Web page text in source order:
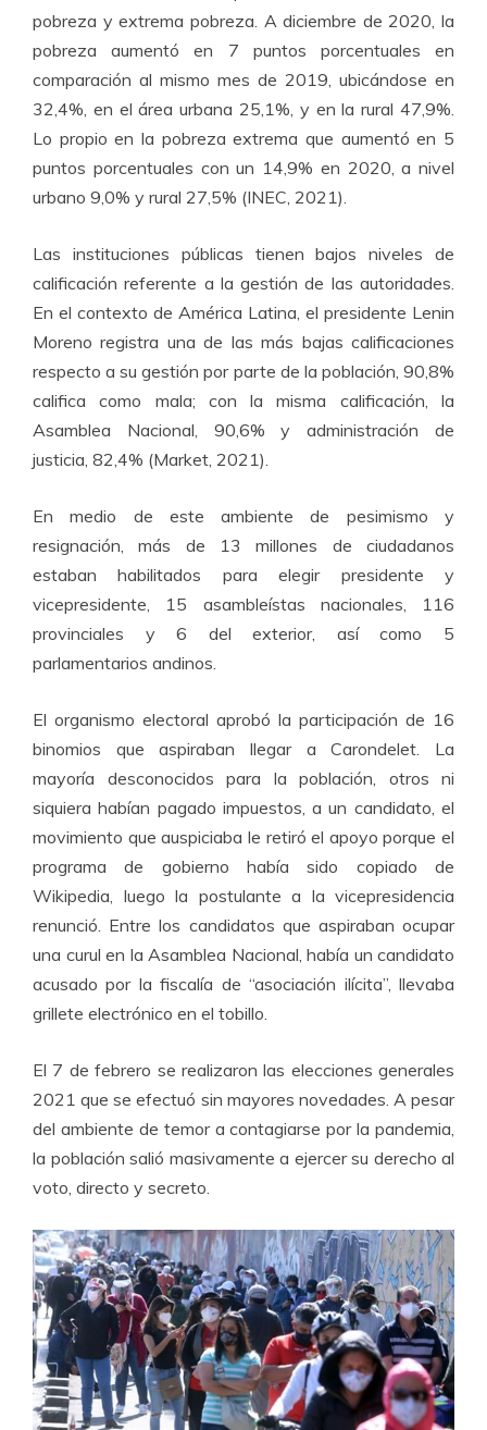
pobreza y extrema pobreza. A diciembre de 2020, la
pobreza aumentó en 7 puntos porcentuales en
comparación al mismo mes de 2019, ubicándose en
32,4%, en el área urbana 25,1%, y en la rural 47,9%.
Lo propio en la pobreza extrema que aumentó en 5
puntos porcentuales con un 14,9% en 2020, a nivel
urbano 9,0% y rural 27,5% (INEC, 2021).
Las instituciones públicas tienen bajos niveles de
calificación referente a la gestión de las autoridades.
En el contexto de América Latina, el presidente Lenin
Moreno registra una de las más bajas calificaciones
respecto a su gestión por parte de la población, 90,8%
califica como mala; con la misma calificación, la
Asamblea Nacional, 90,6% y administración de
justicia, 82,4% (Market, 2021).
En medio de este ambiente de pesimismo y
resignación, más de 13 millones de ciudadanos
estaban habilitados para elegir presidente y
vicepresidente, 15 asambleístas nacionales, 116
provinciales y 6 del exterior, así como 5
parlamentarios andinos.
El organismo electoral aprobó la participación de 16
binomios que aspiraban llegar a Carondelet. La
mayoría desconocidos para la población, otros ni
siquiera habían pagado impuestos, a un candidato, el
movimiento que auspiciaba le retiró el apoyo porque el
programa de gobierno había sido copiado de
Wikipedia, luego la postulante a la vicepresidencia
renunció. Entre los candidatos que aspiraban ocupar
una curul en la Asamblea Nacional, había un candidato
acusado por la fiscalía de “asociación ilícita”, llevaba
grillete electrónico en el tobillo.
El 7 de febrero se realizaron las elecciones generales
2021 que se efectuó sin mayores novedades. A pesar
del ambiente de temor a contagiarse por la pandemia,
la población salió masivamente a ejercer su derecho al
voto, directo y secreto.